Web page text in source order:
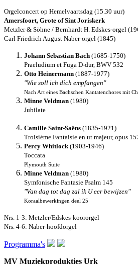
Orgelconcert op Hemelvaartsdag (15.30 uur)
Amersfoort, Grote of Sint Joriskerk
Metzler & Söhne / Bernhardt H. Edskes-orgel
Carl Friedrich August Naber-orgel (1845)
Johann Sebastian Bach (1685-1750)
Praeludium et Fuga D-dur, BWV 532
Otto Heinermann (1887-1977)
"Wie soll ich dich empfangen"
Nach Art eines Bachschen Kantatenchores mit
Minne Veldman (1980)
Jubilate
Camille Saint-Saëns (1835-1921)
Troisième Fantaisie en ut majeur, opus
Percy Whitlock (1903-1946)
Toccata
Plymouth Suite
Minne Veldman (1980)
Symfonische Fantasie Psalm 145
"Van dag tot dag zal ik U eer bewijzen"
Koraalbewerkingen deel 25
Nrs. 1-3: Metzler/Edskes-koororgel
Nrs. 4-6: Naber-hoofdorgel
Programma's
MV Muziekprodukties Urk